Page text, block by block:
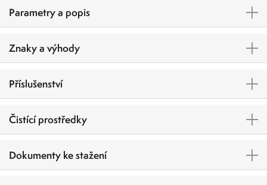
Parametry a popis
Znaky a výhody
Příslušenství
Čistící prostředky
Dokumenty ke stažení